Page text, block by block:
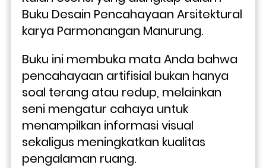
Buku Desain Pencahayaan Arsitektural
karya Parmonangan Manurung.
Buku ini membuka mata Anda bahwa
pencahayaan artifisial bukan hanya
soal terang atau redup, melainkan
seni mengatur cahaya untuk
menampilkan informasi visual
sekaligus meningkatkan kualitas
pengalaman ruang.